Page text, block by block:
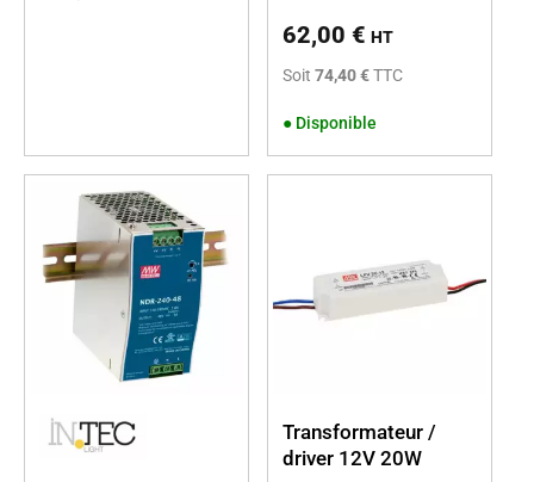
62,00 € HT
Soit 74,40 €TTC
● Disponible
Transformateur /
driver 12V 20W